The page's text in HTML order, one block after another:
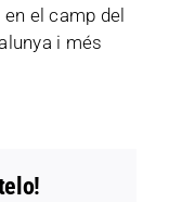
en el camp del
i més